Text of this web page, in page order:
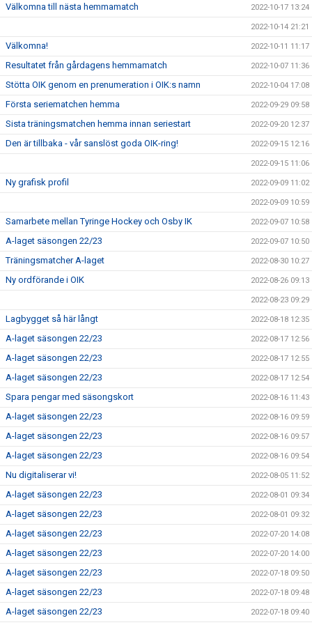
Välkomna till nästa hemmamatch 2022-10-17 13:24
2022-10-14 21:21
Välkomna! 2022-10-11 11:17
Resultatet från gårdagens hemmamatch 2022-10-07 11:36
Stötta OIK genom en prenumeration i OIK:s namn 2022-10-04 17:08
Första seriematchen hemma 2022-09-29 09:58
Sista träningsmatchen hemma innan seriestart 2022-09-20 12:37
Den är tillbaka - vår sanslöst goda OIK-ring! 2022-09-15 12:16
2022-09-15 11:06
Ny grafisk profil 2022-09-09 11:02
2022-09-09 10:59
Samarbete mellan Tyringe Hockey och Osby IK 2022-09-07 10:58
A-laget säsongen 22/23 2022-09-07 10:50
Träningsmatcher A-laget 2022-08-30 10:27
Ny ordförande i OIK 2022-08-26 09:13
2022-08-23 09:29
Lagbygget så här långt 2022-08-18 12:35
A-laget säsongen 22/23 2022-08-17 12:56
A-laget säsongen 22/23 2022-08-17 12:55
A-laget säsongen 22/23 2022-08-17 12:54
Spara pengar med säsongskort 2022-08-16 11:43
A-laget säsongen 22/23 2022-08-16 09:59
A-laget säsongen 22/23 2022-08-16 09:57
A-laget säsongen 22/23 2022-08-16 09:54
Nu digitaliserar vi! 2022-08-05 11:52
A-laget säsongen 22/23 2022-08-01 09:34
A-laget säsongen 22/23 2022-08-01 09:32
A-laget säsongen 22/23 2022-07-20 14:08
A-laget säsongen 22/23 2022-07-20 14:00
A-laget säsongen 22/23 2022-07-18 09:50
A-laget säsongen 22/23 2022-07-18 09:48
A-laget säsongen 22/23 2022-07-18 09:40